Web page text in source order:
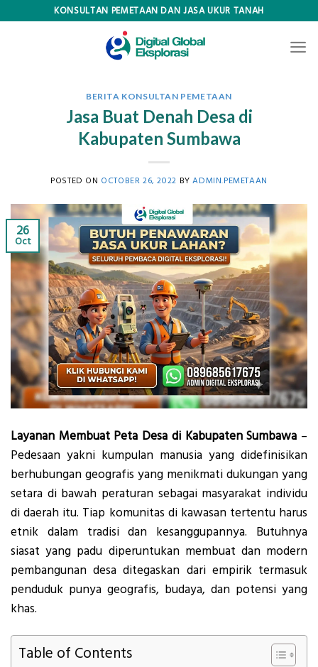
KONSULTAN PEMETAAN DAN JASA UKUR TANAH
BERITA KONSULTAN PEMETAAN
Jasa Buat Denah Desa di
Kabupaten Sumbawa
POSTED ON OCTOBER 26, 2022 BYADMIN.PEMETAAN
26
Oct
Layanan Membuat Peta Desa di Kabupaten Sumbawa –
Pedesaan yakni kumpulan manusia yang didefinisikan
berhubungan geografis yang menikmati dukungan yang
setara di bawah peraturan sebagai masyarakat individu
di daerah itu. Tiap komunitas di kawasan tertentu harus
etnik dalam tradisi dan kesanggupannya. Butuhnya
siasat yang padu diperuntukan membuat dan modern
pembangunan desa ditegaskan dari empirik termasuk
penduduk punya geografis, budaya, dan potensi yang
khas.
Table of Contents